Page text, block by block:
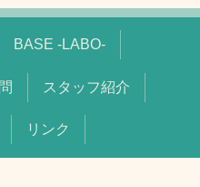
BASE -LABO-
スタッフ紹介
リンク